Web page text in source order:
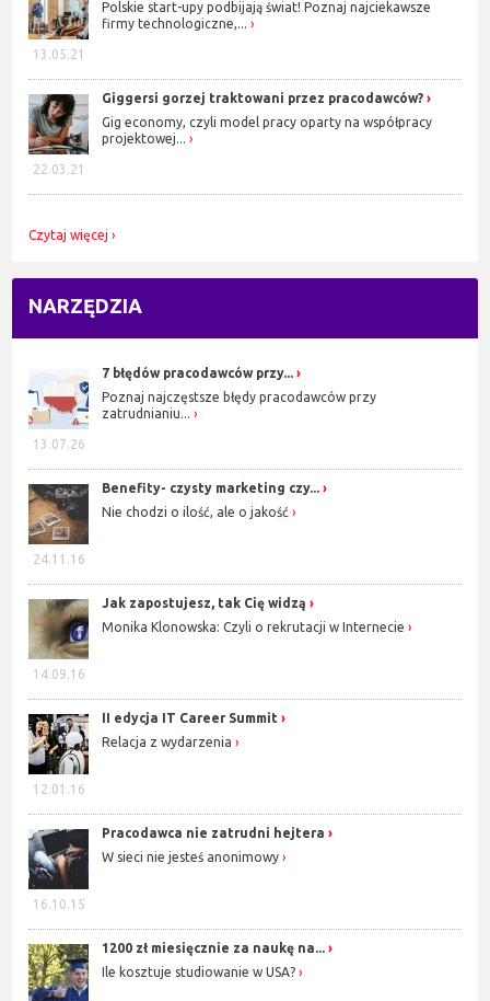
13.05.21
Polskie start-upy podbijają świat! Poznaj najciekawsze
firmy technologiczne,...
22.03.21
Giggersi gorzej traktowani przez pracodawców?
Gig economy, czyli model pracy oparty na współpracy
projektowej...
Czytaj więcej
NARZĘDZIA
13.07.26
7 błędów pracodawców przy...
Poznaj najczęstsze błędy pracodawców przy
zatrudnianiu...
24.11.16
Benefity- czysty marketing czy...
Nie chodzi o ilość, ale o jakość
14.09.16
Jak zapostujesz, tak Cię widzą
Monika Klonowska: Czyli o rekrutacji w Internecie
12.01.16
II edycja IT Career Summit
Relacja z wydarzenia
16.10.15
Pracodawca nie zatrudni hejtera
W sieci nie jesteś anonimowy
1200 zł miesięcznie za naukę na...
Ile kosztuje studiowanie w USA?